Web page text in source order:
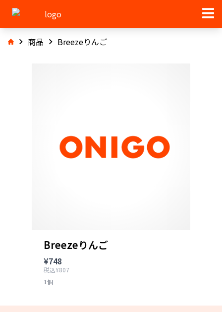
商品 Breezeりんご
Breezeりんご
¥748
税込¥807
1個